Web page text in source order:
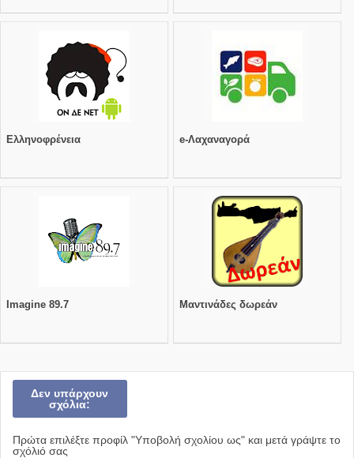
Ελληνοφρένεια e-Λαχαναγορά
Imagine 89.7 Μαντινάδες δωρεάν
Δεν υπάρχουν
σχόλια:
Πρώτα επιλέξτε προφίλ "Υποβολή σχολίου ως" και μετά γράψτε το
σχόλιό σας